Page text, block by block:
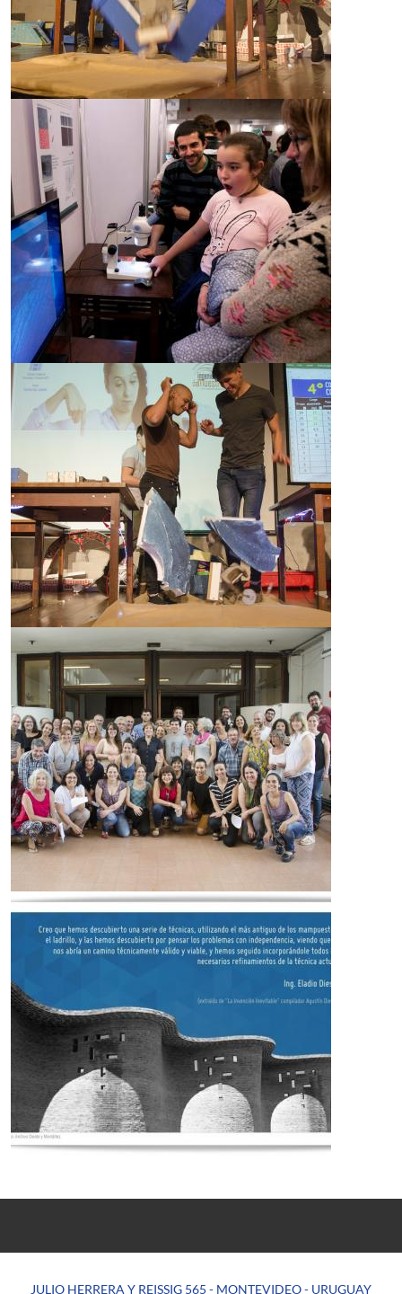
JULIO HERRERA Y REISSIG 565 - MONTEVIDEO - URUGUAY